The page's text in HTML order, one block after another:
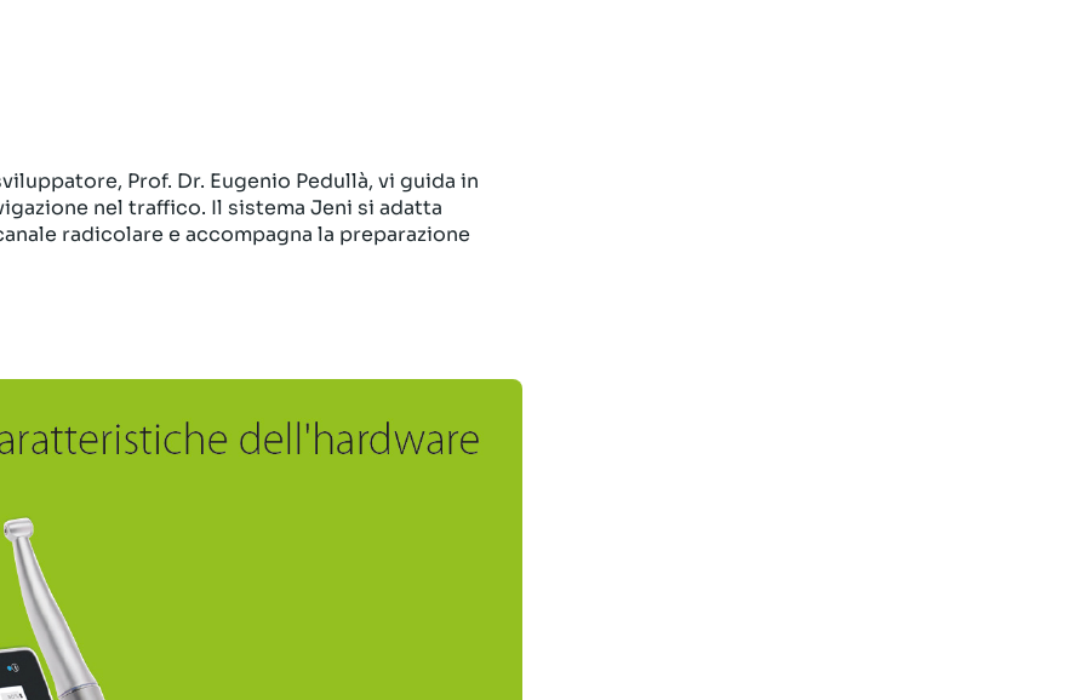
Prof. Dr. Eugenio Pedullà, vi guida in
nel traffico. Il sistema Jeni si adatta
radicolare e accompagna la preparazione